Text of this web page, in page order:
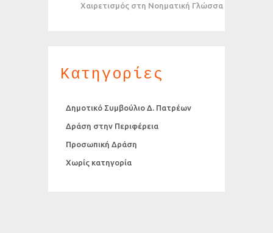
Χαιρετισμός στη Νοηματική Γλώσσα
Κατηγορίες
Δημοτικό Συμβούλιο Δ. Πατρέων
Δράση στην Περιφέρεια
Προσωπική Δράση
Χωρίς κατηγορία